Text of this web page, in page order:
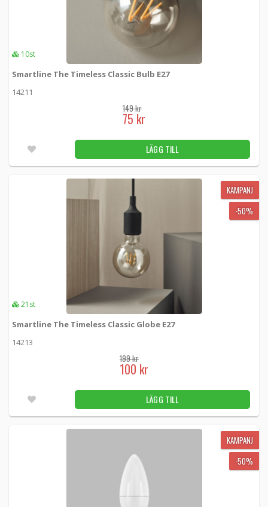
10st
Smartline The Timeless Classic Bulb E27
14211
149 kr
75 kr
LÄGG TILL
KAMPANJ
-50%
21st
Smartline The Timeless Classic Globe E27
14213
199 kr
100 kr
LÄGG TILL
KAMPANJ
-50%